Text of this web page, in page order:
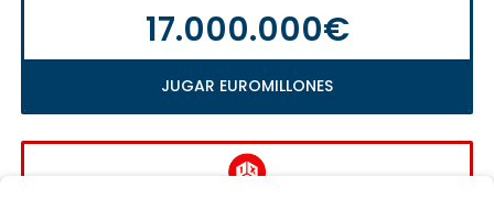
17.000.000€
JUGAR EUROMILLONES